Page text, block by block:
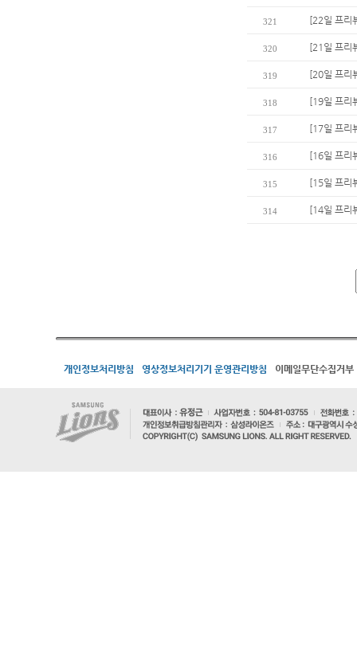
321 [22일 프리
320 [21일 프리
319 [20일 프리
318 [19일 프리
317 [17일 프리
316 [16일 프리
315 [15일 프리
314 [14일 프리
개인정보처리방침 영상정보처리기기 운영관리방침 이메일무단수집거부